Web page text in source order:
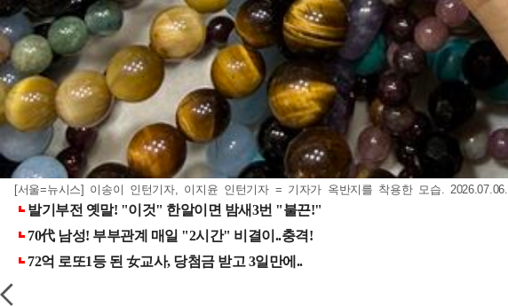
[서울=뉴시스] 이송이 인턴기자, 이지윤 인턴기자 = 기자가 옥반지를 착용한 모습. 2026.07.06.